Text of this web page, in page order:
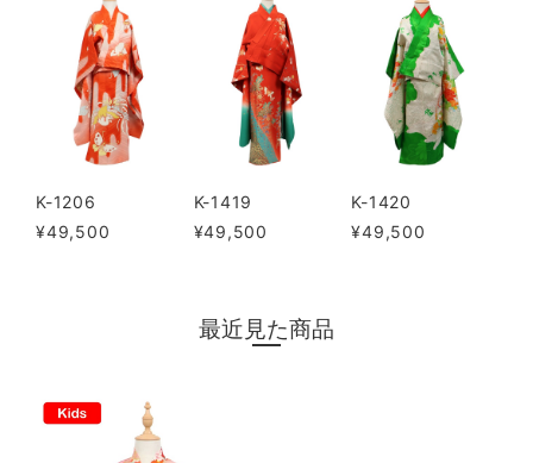
K-1206
¥49,500
K-1419
¥49,500
K-1420
¥49,500
最近見た商品